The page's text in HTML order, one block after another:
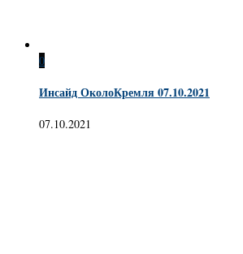
0
Инсайд ОколоКремля 07.10.2021
07.10.2021